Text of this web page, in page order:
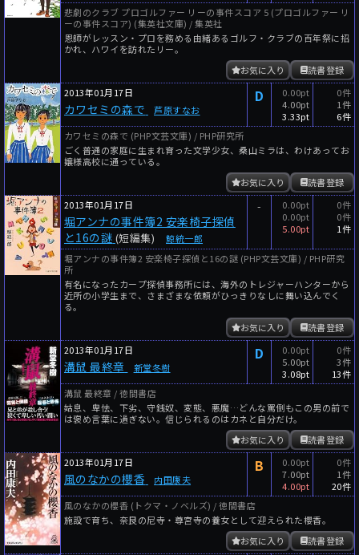
悲劇のクラブ プロゴルファー リーの事件スコア 5 (プロゴルファー リ
ーの事件スコア) (集英社文庫) / 集英社
恩師がレッスン・プロを務める由緒あるゴルフ・クラブの百年祭に招
かれ、ハワイを訪れたリー。
読書登録
お気に入り
2013年01月17日
カワセミの森で 芦原すなお
D
0.00pt
4.00pt
3.33pt
0件
1件
6件
カワセミの森で (PHP文芸文庫) / PHP研究所
ごく普通の家庭に生まれ育った文学少女、桑山ミラは、わけあってお
嬢様高校に通っている。
読書登録
お気に入り
2013年01月17日
堀アンナの事件簿2 安楽椅子探偵
と16の謎 (短編集) 鯨統一郎
-
0.00pt
0.00pt
5.00pt
0件
0件
1件
堀アンナの事件簿2 安楽椅子探偵と16の謎 (PHP文芸文庫) / PHP研究
所
有名になったカープ探偵事務所には、海外のトレジャーハンターから
近所の小学生まで、さまざまな依頼がひっきりなしに舞い込んでく
る。
読書登録
お気に入り
2013年01月17日
溝鼠 最終章 新堂冬樹
D
0.00pt
5.00pt
3.08pt
0件
3件
13件
溝鼠 最終章 / 徳間書店
姑息、卑怯、下劣、守銭奴、変態、悪魔…どんな罵倒もこの男の前で
は褒め言葉に過ぎない。信じられるのはカネと自分だけ。
読書登録
お気に入り
2013年01月17日
風のなかの櫻香 内田康夫
B
0.00pt
7.00pt
4.00pt
0件
1件
20件
風のなかの櫻香 (トクマ・ノベルズ) / 徳間書店
施設で育ち、奈良の尼寺・尊宮寺の養女として迎えられた櫻香。
読書登録
お気に入り